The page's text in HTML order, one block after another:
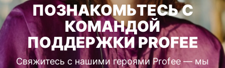
ПОЗНАКОМЬТЕСЬ С
КОМАНДОЙ
ПОДДЕРЖКИ PROFEE
Свяжитесь с нашими героями Profee — мы